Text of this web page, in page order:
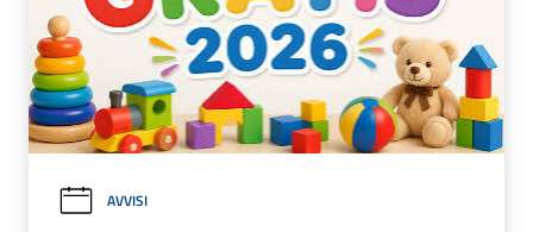
AVVISI